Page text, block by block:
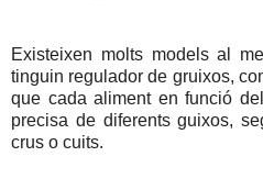
Existeixen molts models al
tinguin regulador de gruixos,
que cada aliment en funció
precisa de diferents guixos,
crus o cuits.